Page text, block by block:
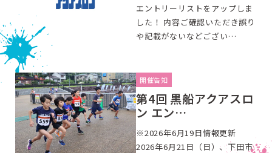
エントリーリストをアップしま
した！ 内容ご確認いただき誤り
や記載がないなどござい…
開催告知
第4回 黒船アクアスロ
ン エン…
※2026年6月19日情報更新
2026年6月21日（日）、下田市